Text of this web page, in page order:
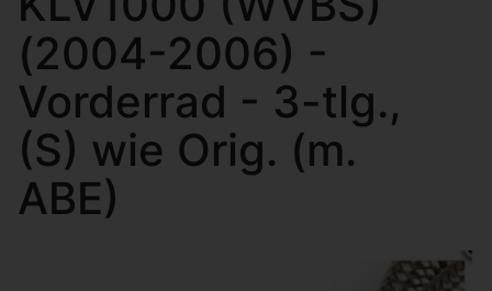
(2004-2006) -
Vorderrad - 3-tlg.,
(S) wie Orig. (m.
ABE)